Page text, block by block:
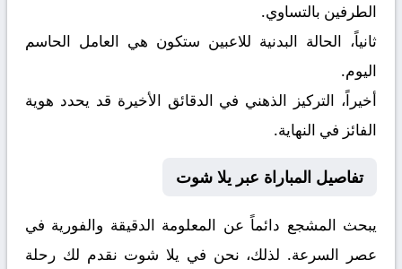
الطرفين بالتساوي.
ثانياً، الحالة البدنية للاعبين ستكون هي العامل الحاسم
اليوم.
أخيراً، التركيز الذهني في الدقائق الأخيرة قد يحدد هوية
الفائز في النهاية.
تفاصيل المباراة عبر يلا شوت
يبحث المشجع دائماً عن المعلومة الدقيقة والفورية في
عصر السرعة. لذلك، نحن في يلا شوت نقدم لك رحلة